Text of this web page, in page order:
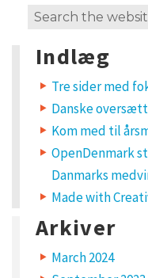
Search
Indlæg
Tre sider med
Danske
Kom med til
OpenDenmark
Danmarks
Made with
Arkiver
March 2024